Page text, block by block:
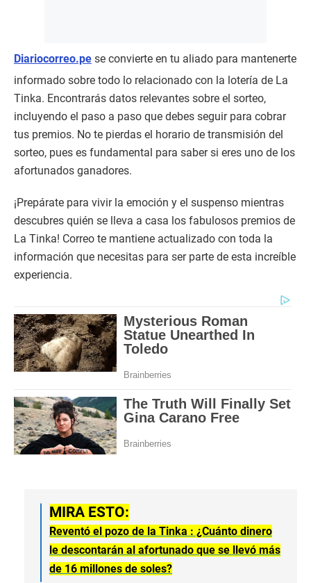
Diariocorreo.pe se convierte en tu aliado para mantenerte
informado sobre todo lo relacionado con la lotería de La
Tinka. Encontrarás datos relevantes sobre el sorteo,
incluyendo el paso a paso que debes seguir para cobrar
tus premios. No te pierdas el horario de transmisión del
sorteo, pues es fundamental para saber si eres uno de los
afortunados ganadores.
¡Prepárate para vivir la emoción y el suspenso mientras
descubres quién se lleva a casa los fabulosos premios de
La Tinka! Correo te mantiene actualizado con toda la
información que necesitas para ser parte de esta increíble
experiencia.
MIRA ESTO:
Reventó el pozo de la Tinka : ¿Cuánto dinero
le descontarán al afortunado que se llevó más
de 16 millones de soles?